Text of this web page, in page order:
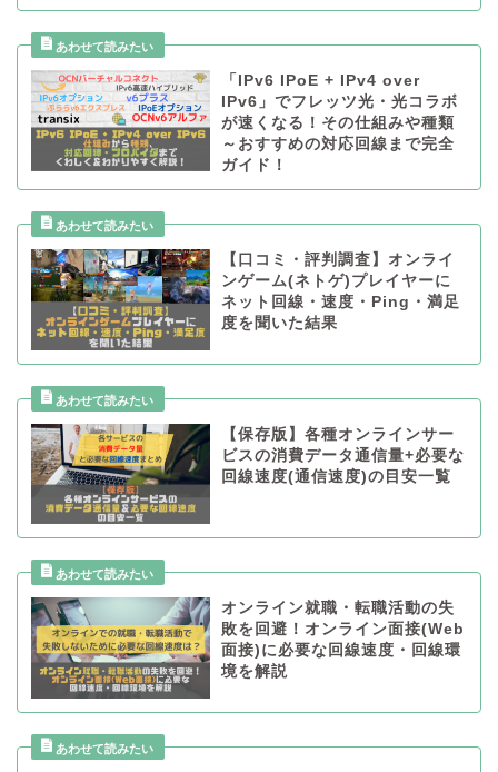
「IPv6 IPoE + IPv4 over
IPv6」でフレッツ光・光コラボ
が速くなる！その仕組みや種類
～おすすめの対応回線まで完全
ガイド！
【口コミ・評判調査】オンライ
ンゲーム(ネトゲ)プレイヤーに
ネット回線・速度・Ping・満足
度を聞いた結果
【保存版】各種オンラインサー
ビスの消費データ通信量+必要な
回線速度(通信速度)の目安一覧
オンライン就職・転職活動の失
敗を回避！オンライン面接(Web
面接)に必要な回線速度・回線環
境を解説